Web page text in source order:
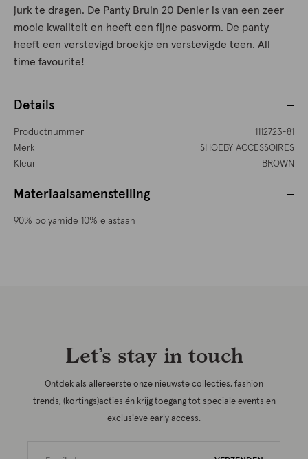
jurk te dragen. De Panty Bruin 20 Denier is van een zeer
mooie kwaliteit en heeft een fijne pasvorm. De panty
heeft een verstevigd broekje en verstevigde teen. All
time favourite!
Details
Productnummer
1112723-81
Merk
SHOEBY ACCESSOIRES
Kleur
BROWN
Materiaalsamenstelling
90% polyamide 10% elastaan
Let’s stay in touch
Ontdek als allereerste onze nieuwste collecties, fashion
trends, (kortings)acties én krijg toegang tot speciale events en
exclusieve early access.